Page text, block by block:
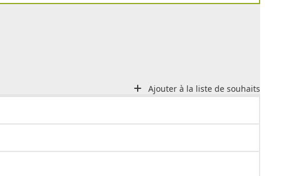
Ajouter à la liste de souhaits